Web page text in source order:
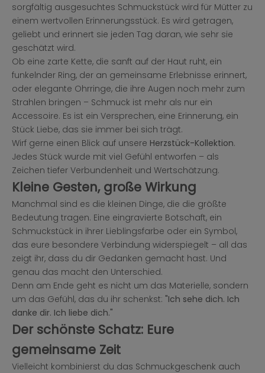
sorgfältig ausgesuchtes Schmuckstück wird für Mütter zu
einem wertvollen Erinnerungsstück. Es wird getragen,
geliebt und erinnert sie jeden Tag daran, wie sehr sie
geschätzt wird.
Ob eine zarte Kette, die sanft auf der Haut ruht, ein
funkelnder Ring, der an gemeinsame Erlebnisse erinnert,
oder elegante Ohrringe, die ihre Augen noch mehr zum
Strahlen bringen – Schmuck ist mehr als nur ein
Accessoire. Es ist ein Versprechen, eine Erinnerung, ein
Stück Liebe, das sie immer bei sich trägt.
Wirf gerne einen Blick auf unsere Herzstück-Kollektion.
Jedes Stück wurde mit viel Gefühl entworfen – als
Zeichen tiefer Verbundenheit und Wertschätzung.
Kleine Gesten, große Wirkung
Manchmal sind es die kleinen Dinge, die die größte
Bedeutung tragen. Eine eingravierte Botschaft, ein
Schmuckstück in ihrer Lieblingsfarbe oder ein Symbol,
das eure besondere Verbindung widerspiegelt – all das
zeigt ihr, dass du dir Gedanken gemacht hast. Und
genau das macht den Unterschied.
Denn am Ende geht es nicht um das Materielle, sondern
um das Gefühl, das du ihr schenkst: "Ich sehe dich. Ich
danke dir. Ich liebe dich."
Der schönste Schatz: Eure
gemeinsame Zeit
Vielleicht kombinierst du das Schmuckgeschenk auch